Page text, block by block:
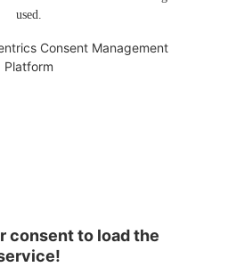
used.
Consent Management
Platform
consent to load the